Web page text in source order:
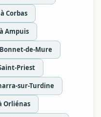
Corbas
Ampuis
de-Mure
Priest
sur-Turdine
Orliénas